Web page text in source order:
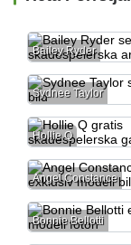
Bailey Ryder
Sydnee Taylor
Hollie Q
Angel Constance
Bonnie Bellotti